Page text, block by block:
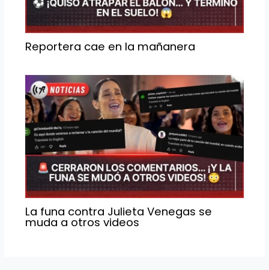
Reportera cae en la mañanera
La funa contra Julieta Venegas se
muda a otros videos